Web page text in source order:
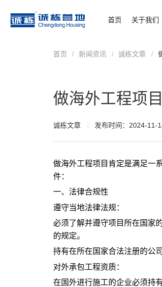
首页 关于我们
首页 / 新闻资讯 / 诚栋文章 /
做海外工程项
诚栋文章 发布时间：2024-11-
做海外工程项目肯定是满足一
件：
一、法律合规性
遵守当地法律法规：
必须了解并遵守项目所在国家
的规定。
持有在所在国家合法注册的公
对外承包工程资质：
在国外进行施工的企业必须持